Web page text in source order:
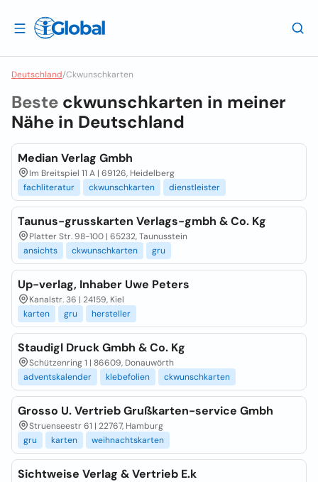
Deutschland/Ckwunschkarten
Beste ckwunschkarten in meiner
Nähe in Deutschland
Median Verlag Gmbh
Im Breitspiel 11 A | 69126, Heidelberg
fachliteratur
ckwunschkarten dienstleister
Taunus-grusskarten Verlags-gmbh & Co. Kg
Platter Str. 98-100 | 65232, Taunusstein
ansichts
ckwunschkarten gru
Up-verlag, Inhaber Uwe Peters
Kanalstr. 36 | 24159, Kiel
karten
gru hersteller
Staudigl Druck Gmbh & Co. Kg
Schützenring 1 | 86609, Donauwörth
adventskalender
klebefolien ckwunschkarten
Grosso U. Vertrieb Grußkarten-service Gmbh
Struenseestr 61 | 22767, Hamburg
gru
karten weihnachtskarten
Sichtweise Verlag & Vertrieb E.k